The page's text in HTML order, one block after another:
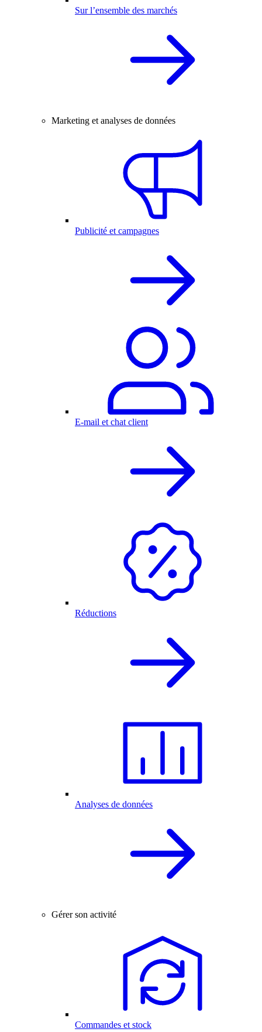
Sur l’ensemble des marchés
Marketing et analyses de données
Publicité et campagnes
E-mail et chat client
Réductions
Analyses de données
Gérer son activité
Commandes et stock